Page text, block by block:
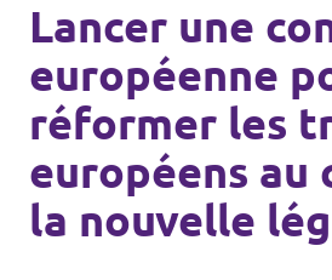
Volt dans d'autres
🇩🇪 Volt Deutschland
🇫🇷 Volt France
Politiques
À propos de Volt
Personnes
Lancer une
européenne
réformer les
européens au
la nouvelle